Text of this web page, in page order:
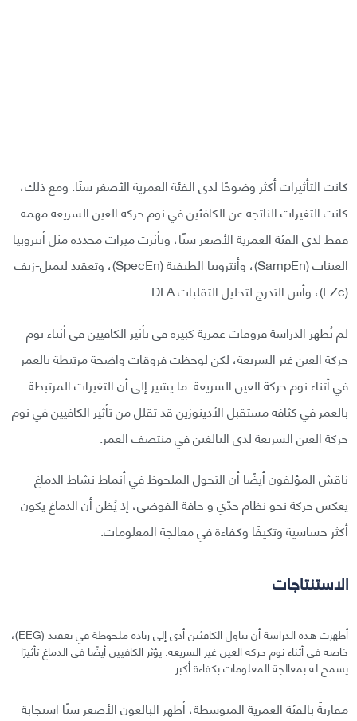
كانت التأثيرات أكثر وضوحًا لدى الفئة العمرية الأصغر سنًا. ومع ذلك،
كانت التغيرات الناتجة عن الكافئين في نوم حركة العين السريعة مهمة
فقط لدى الفئة العمرية الأصغر سنًا، وتأثرت ميزات محددة مثل أنتروبيا
العينات (SampEn)، وأنتروبيا الطيفية (SpecEn)، وتعقيد ليمبل-زيف
(LZc)، وأس التدرج لتحليل التقلبات DFA.
لم تُظهر الدراسة فروقات عمرية كبيرة في تأثير الكافيين في أثناء نوم
حركة العين غير السريعة، لكن لوحظت فروقات واضحة مرتبطة بالعمر
في أثناء نوم حركة العين السريعة. ما يشير إلى أن التغيرات المرتبطة
بالعمر في كثافة مستقبل الأدينوزين قد تقلل من تأثير الكافيين في نوم
حركة العين السريعة لدى البالغين في منتصف العمر.
ناقش المؤلفون أيضًا أن التحول الملحوظ في أنماط نشاط الدماغ
يعكس حركة نحو نظام حدّي و حافة الفوضى، إذ يُظن أن الدماغ يكون
أكثر حساسية وتكيفًا وكفاءة في معالجة المعلومات.
الاستنتاجات
أظهرت هذه الدراسة أن تناول الكافئين أدى إلى زيادة ملحوظة في تعقيد (EEG)،
خاصة في أثناء نوم حركة العين غير السريعة. يؤثر الكافيين أيضًا في الدماغ تأثيرًا
يسمح له بمعالجة المعلومات بكفاءة أكبر.
مقارنةً بالفئة العمرية المتوسطة، أظهر البالغون الأصغر سنًا استجابة